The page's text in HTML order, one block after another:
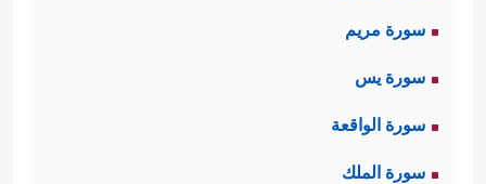
سورة مريم
سورة يس
سورة الواقعة
سورة الملك